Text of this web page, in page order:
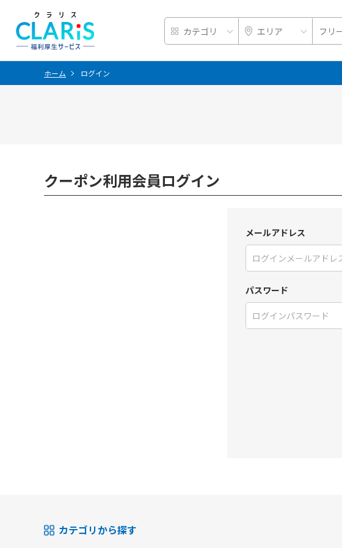
ホーム ログイン
クーポン利用会員ログイン
メールアドレス
パスワード
カテゴリから探す